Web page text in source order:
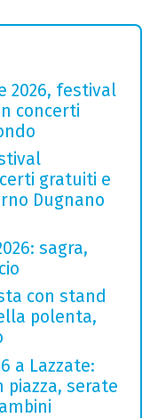
2026, festival
concerti
gratuiti e
Dugnano
sagra,
con stand
polenta,
a Lazzate:
serate